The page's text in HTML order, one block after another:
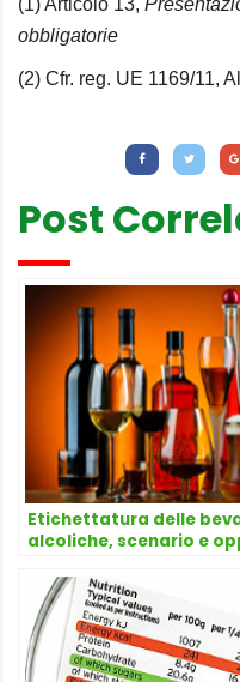
(1) Articolo 13,
obbligatorie
(2) Cfr. reg. UE 1169/11,
Post
Etichettatura delle
alcoliche, scenario e